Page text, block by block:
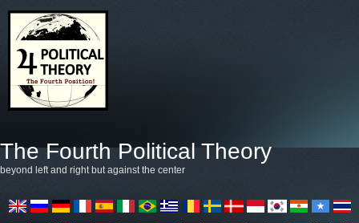
The Fourth Political Theory
beyond left and right but against the center